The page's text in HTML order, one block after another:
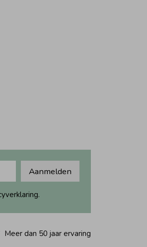
Aanmelden
Meer dan 50 jaar ervaring